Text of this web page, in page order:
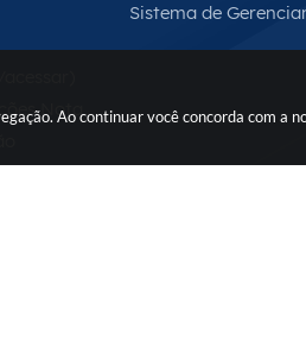
Ao continuar você concorda com a
Nota
Sistema de